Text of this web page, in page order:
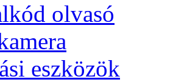
olvasó
eszközök